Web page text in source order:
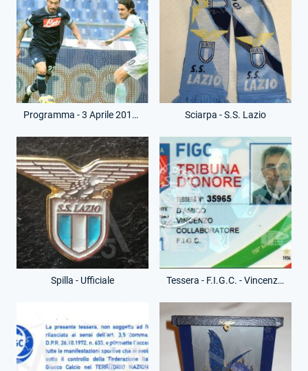
Programma - 3 Aprile 2011 - Campionato Serie A - Napoli-Lazio Sciarpa - S.S. Lazio
Spilla - Ufficiale Tessera - F.I.G.C. - Vincenzo D'Amico - (Fronte)